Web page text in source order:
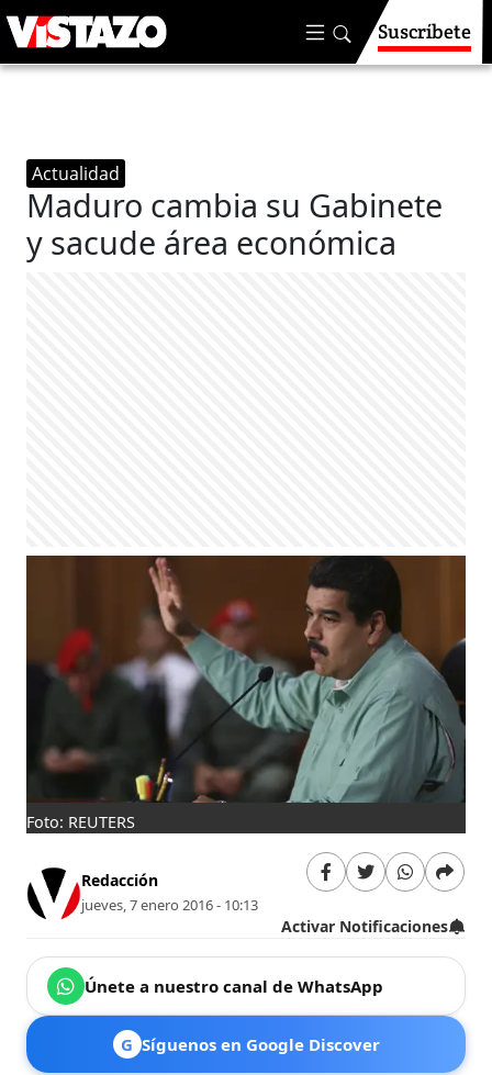
Suscríbete
Actualidad
Maduro cambia su Gabinete
y sacude área económica
Foto: REUTERS
Redacción
jueves, 7 enero 2016 - 10:13
Activar Notificaciones
Únete a nuestro canal de WhatsApp
G Síguenos en Google Discover